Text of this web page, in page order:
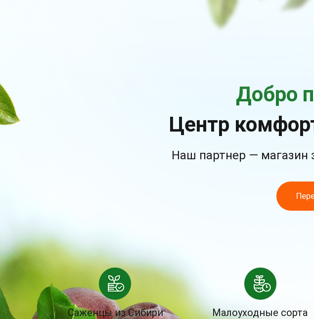
Добро
Центр
Наш партнер — магазин
Саженцы из Сибири Малоуходные сорта